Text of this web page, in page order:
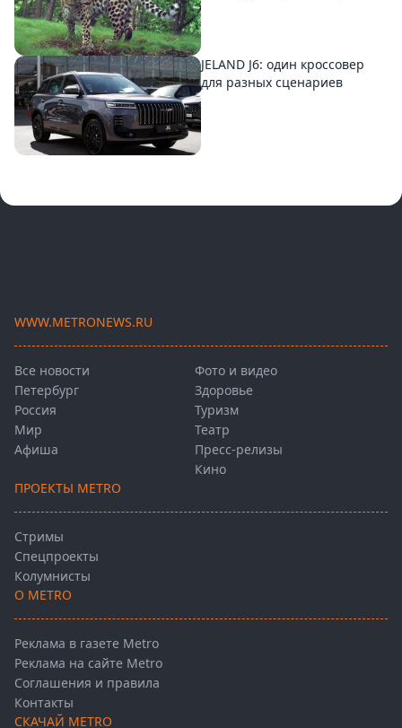
JELAND J6: один кроссовер
для разных сценариев
WWW.METRONEWS.RU
Все новости
Петербург
Россия
Мир
Афиша
Фото и видео
Здоровье
Туризм
Театр
Пресс-релизы
Кино
ПРОЕКТЫ METRO
Стримы
Спецпроекты
Колумнисты
О METRO
Реклама в газете Metro
Реклама на сайте Metro
Соглашения и правила
Контакты
СКАЧАЙ METRO